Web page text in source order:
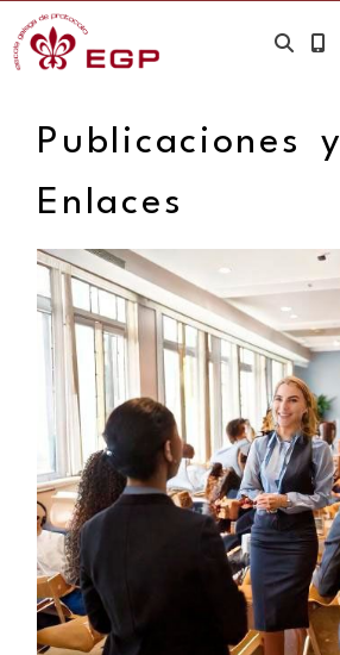
Publicaciones y
Enlaces